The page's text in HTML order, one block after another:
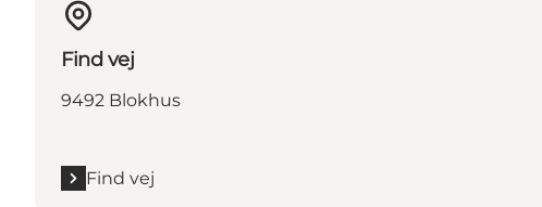
Find vej
9492 Blokhus
Find vej